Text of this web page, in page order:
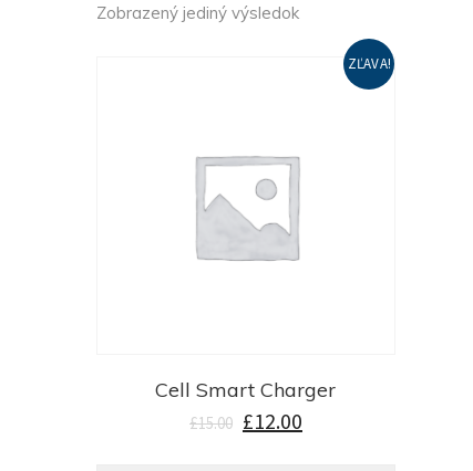
Zobrazený jediný výsledok
ZĽAVA!
Cell Smart Charger
£15.00 £12.00